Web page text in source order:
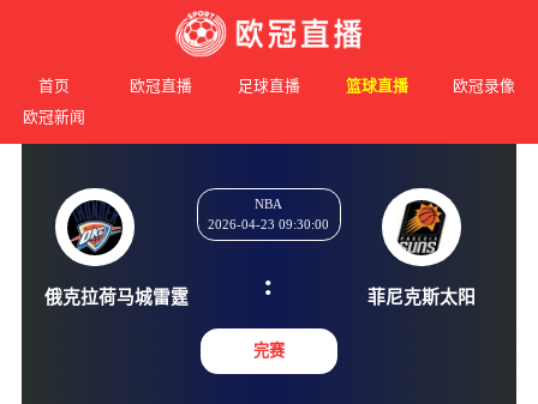
首页 欧冠直播 足球直播 篮球直播
欧冠录像
欧冠新闻
俄克拉荷马城雷霆 :